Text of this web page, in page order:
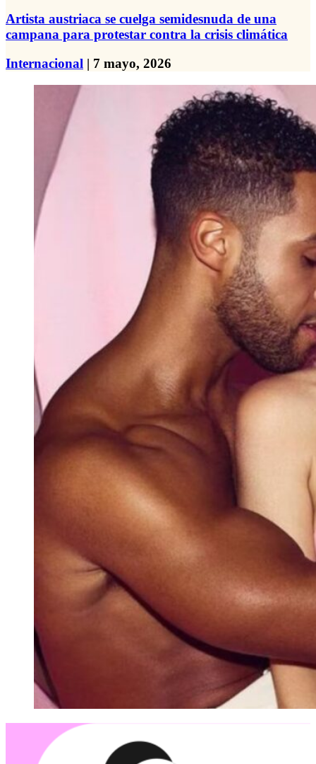
Artista austriaca se cuelga semidesnuda de una
campana para protestar contra la crisis climática
Internacional | 7 mayo, 2026